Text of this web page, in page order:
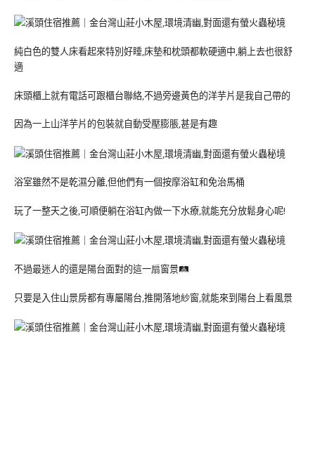
純白色的雙人床看起來特別好睡,床墊和枕頭都軟硬適中,躺上去也很舒
適
床頭櫃上就有電話可跟櫃台聯絡,不過旁邊黃色的洋芋片是我自己帶的
因為一上山洋芋片的包裝就自動受壓膨脹,甚是有趣
浴室雖然不是乾濕分離,但他們有一個按摩浴缸和免治馬桶
玩了一整天之後,可順便躺在浴缸內做一下水療,就能充分放鬆身心呢!
不過最迷人的還是陽台面對的這一扇窗景🛤
只要是入住山景房都有專屬陽台,推開落地紗窗,就能來到陽台上看風景